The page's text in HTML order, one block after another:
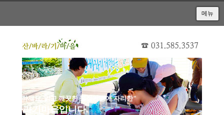
메뉴
"안녕하세요. 맑고 깨끗한 청정가평에 자리한"
산바라기마을입니다.